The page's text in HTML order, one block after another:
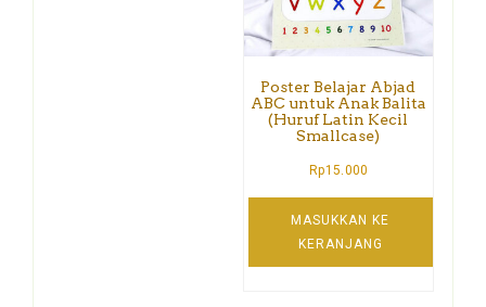
Poster Belajar Abjad
ABC untuk Anak Balita
(Huruf Latin Kecil
Smallcase)
Rp15.000
MASUKKAN KE
KERANJANG